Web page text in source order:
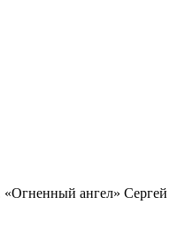
ангел» Сергей